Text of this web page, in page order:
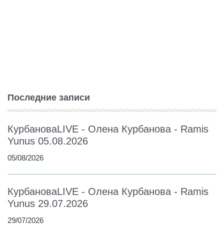
Последние записи
КурбановаLIVE - Олена Курбанова - Ramis
Yunus 05.08.2026
05/08/2026
КурбановаLIVE - Олена Курбанова - Ramis
Yunus 29.07.2026
29/07/2026